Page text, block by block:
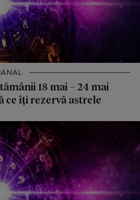
18 mai – 24 mai
ce îți rezervă astrele